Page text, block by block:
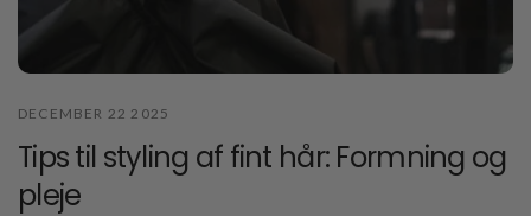
DECEMBER 22 2025
Tips til styling af fint hår: Formning og
pleje